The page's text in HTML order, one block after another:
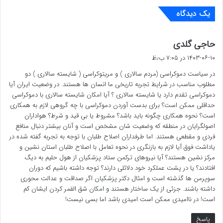
گلستان، بویژه ترکمن صحرا، که با خلق این حماسه
پرشکوه، موجب‌ افزایش حرارت تنور انتخابات و ایجاد
شور و شعف انتخاباتی و ترغیب هرچه بیشتر مردم فهیم
به مشارکت در تعیین سرنوشت‌ کشورگردیدند، صمیمانه
تقدیر و تشکر می نمایم.
اکنون‌ که رئیس جمهور، منتخب که مدیر اجرایی کشور و
مسئول پیشرفت مادی و معنوی آن است، که با رای و
تشخیص شما مردم خردمند و آگاه انتخاب شده، سپاس
و تحسین خودرا به پیشگاه شما مردم شریف استان
گلستان بویژه ترکمن صحرا ی وفادار، تقدیم می نمایم
یک دیدگاه
حاجی گلدی
:
۱۴۰۳-۰۶-۱۰ در ۷:۰۵ ب٫ظ
در سیاست دموکراسی (مردم سالاری ) و مریتوکراسی ( شایسته سالاری ) دو
مطلوب مناسب در شرایط تجربه تاریخی ما انسان ها هستند. در وضعیت ایران آیا
دموکراسی تقدم دارد یا شایسته سالاری ؟ آیا امکان شایسته سالاری با دموکراسی
حداقلی ممکن است؟ برای بدست آوردن دموکراسی با چه گروهی لازم به همکاری
است؟ نحوه همکاری چگونه باید باشد؟ مشروط یا بی قید و شرط؟ هواداران
اصولگرایان در منطقه که وضعیت شان مشخص است و آنان بیشتر دنبال منافع
فردی و مقطعی هستند. اما طرفداران اصلاح طلبان با توجه به تجربه گفته شده در
یاداشت فوق آیا لازم به بازنگری در نحوه تعامل با اصلاح طلبان استان نشین و
مرکز نشین هستند؟ آیا نیروهای ترکمن ستاد پزشکیان از هول حلیم به دیگ
افتادند؟ یا در پشت عملکرد خود دلائلی دارند؟ توجه داشته باشیم که دوران
سوپرمن ها گذشته است و امثال دکتر پزشکیان اگر صداقت و عدالت محوری
داشته باشند. جزئی از یک ساختار هستند و امکان شق القمر کردن ایشان کم
است! در ناامیدی ممکن است امیدی باشد اما بسی نیست!
پاسخ